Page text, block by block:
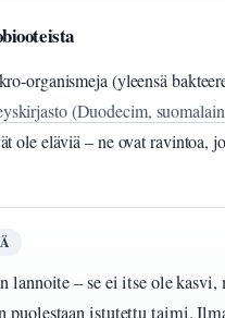
organismeja (yleensä
(Duodecim,
ole eläviä – ne ovat ravintoa,
lannoite – se ei itse ole kasvi,
puolestaan istutettu taimi.